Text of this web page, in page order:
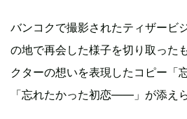
バンコクで撮影されたティザービ
の地で再会した様子を切り取った
クターの想いを表現したコピー「
「忘れたかった初恋——」が添え